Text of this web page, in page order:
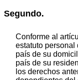
Segundo.
Conforme al
estatuto personal
país de su
país de su
los derechos